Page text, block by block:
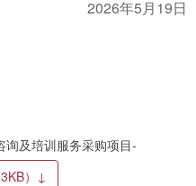
2026年5 月 19 日
及培训服务采购项目-
） ↓